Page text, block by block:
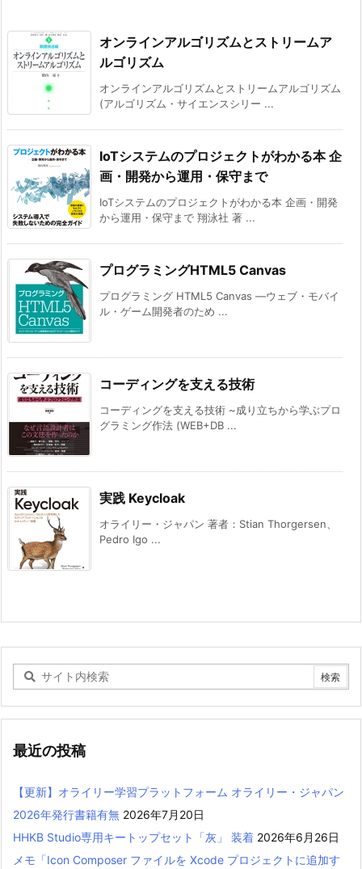
オンラインアルゴリズムとストリームア
ルゴリズム
オンラインアルゴリズムとストリームアルゴリズム
(アルゴリズム・サイエンスシリー ...
IoTシステムのプロジェクトがわかる本 企
画・開発から運用・保守まで
IoTシステムのプロジェクトがわかる本 企画・開発
から運用・保守まで 翔泳社 著 ...
プログラミングHTML5 Canvas
プログラミング HTML5 Canvas ―ウェブ・モバイ
ル・ゲーム開発者のため ...
コーディングを支える技術
コーディングを支える技術 ~成り立ちから学ぶプロ
グラミング作法 (WEB+DB ...
実践 Keycloak
オライリー・ジャパン 著者：Stian Thorgersen、
Pedro Igo ...
最近の投稿
【更新】オライリー学習プラットフォーム オライリー・ジャパン
2026年発行書籍有無 2026年7月20日
HHKB Studio専用キートップセット「灰」 装着 2026年6月26日
メモ「Icon Composer ファイルを Xcode プロジェクトに追加す